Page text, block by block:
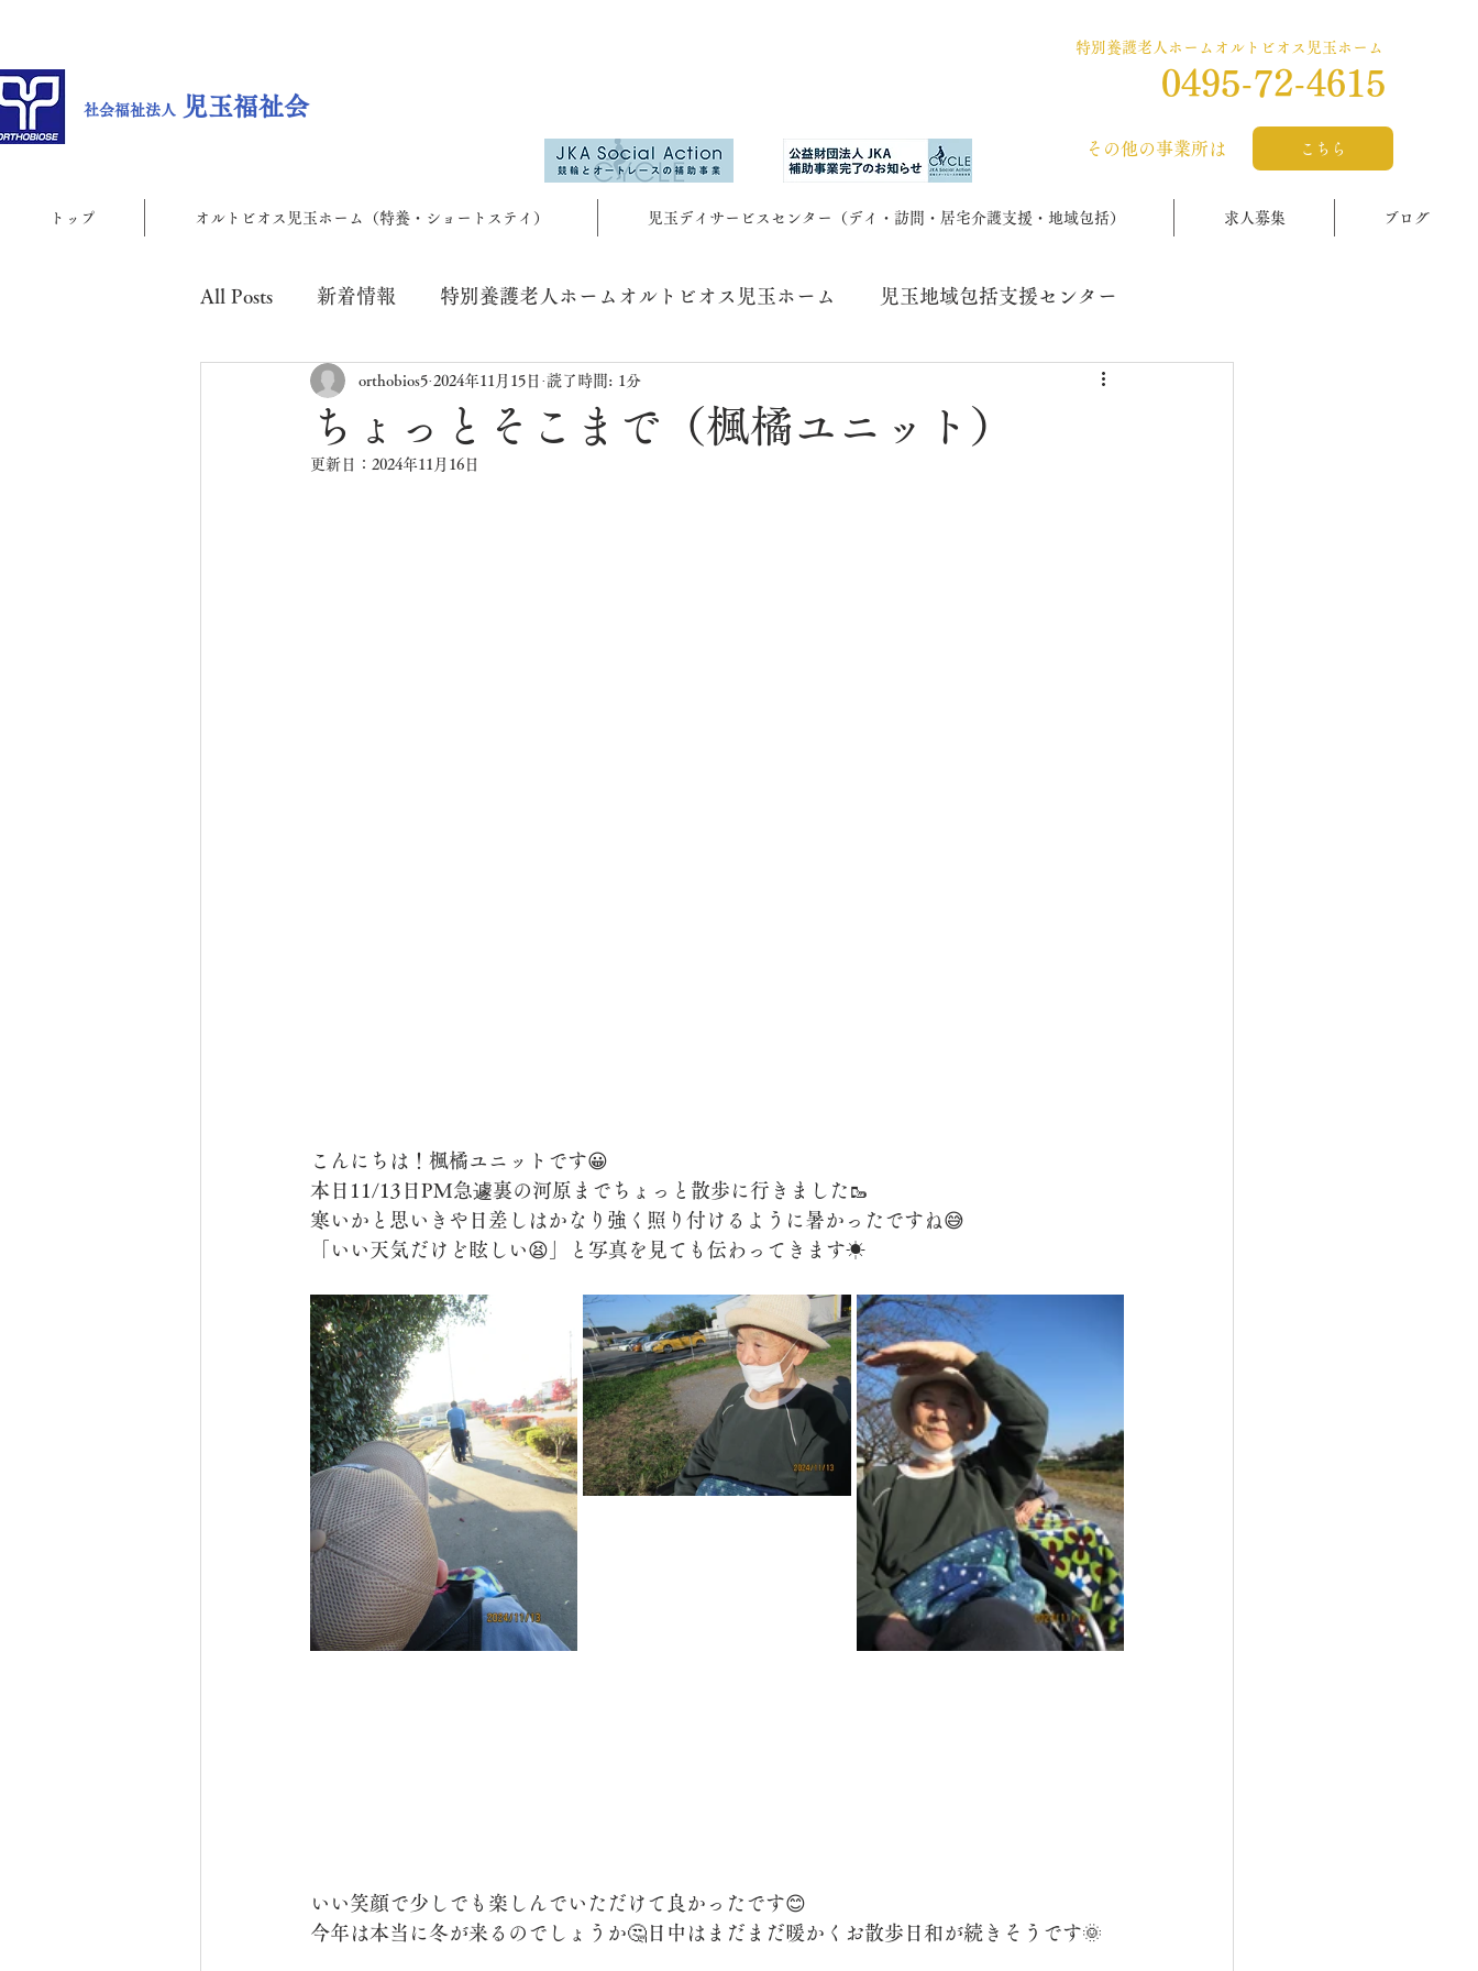
社会福祉法人 児玉福祉会
特別養護老人ホームオルトビオス児玉ホーム
0495-72-4615
​その他の事業所は こちら
トップ オルトビオス児玉ホーム（特養・ショートステイ） 児玉デイサービスセンター（デイ・訪問・居宅介護支援・地域包括） 求人募集 ブログ
All Posts 新着情報 特別養護老人ホームオルトビオス児玉ホーム 児玉地域包括支援センター
児玉地域包括支援センター
ちょっとそこまで（楓橘ユニット）
orthobios5 2024年11月15日 読了時間: 1分
更新日： 2024年11月16日
こんにちは！楓橘ユニットです😀
本日11/13日PM急遽裏の河原までちょっと散歩に行きました🥾
寒いかと思いきや日差しはかなり強く照り付けるように暑かったですね😅
「いい天気だけど眩しい😫」と写真を見ても伝わってきます☀
いい笑顔で少しでも楽しんでいただけて良かったです😊
今年は本当に冬が来るのでしょうか🤔日中はまだまだ暖かくお散歩日和が続きそうです🌞